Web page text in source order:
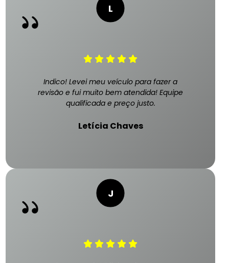
Indico! Levei meu veículo para fazer a
revisão e fui muito bem atendida! Equipe
qualificada e preço justo.
Letícia Chaves